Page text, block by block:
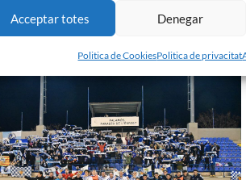
Acceptar totes Denegar
Politica de CookiesPolitica de privacitat
1 – 1 Rayo Majadahonda
de 2024